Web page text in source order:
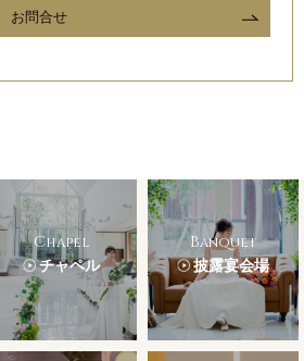
お問合せ
Chapel
チャペル
Banquet
披露宴会場